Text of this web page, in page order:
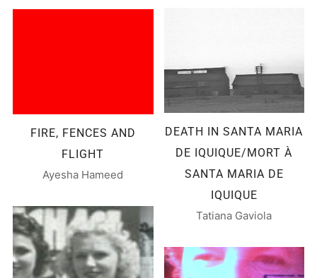
DEATH IN SANTA MARIA
DE IQUIQUE/MORT À
SANTA MARIA DE
IQUIQUE
Tatiana Gaviola
FIRE, FENCES AND
FLIGHT
Ayesha Hameed